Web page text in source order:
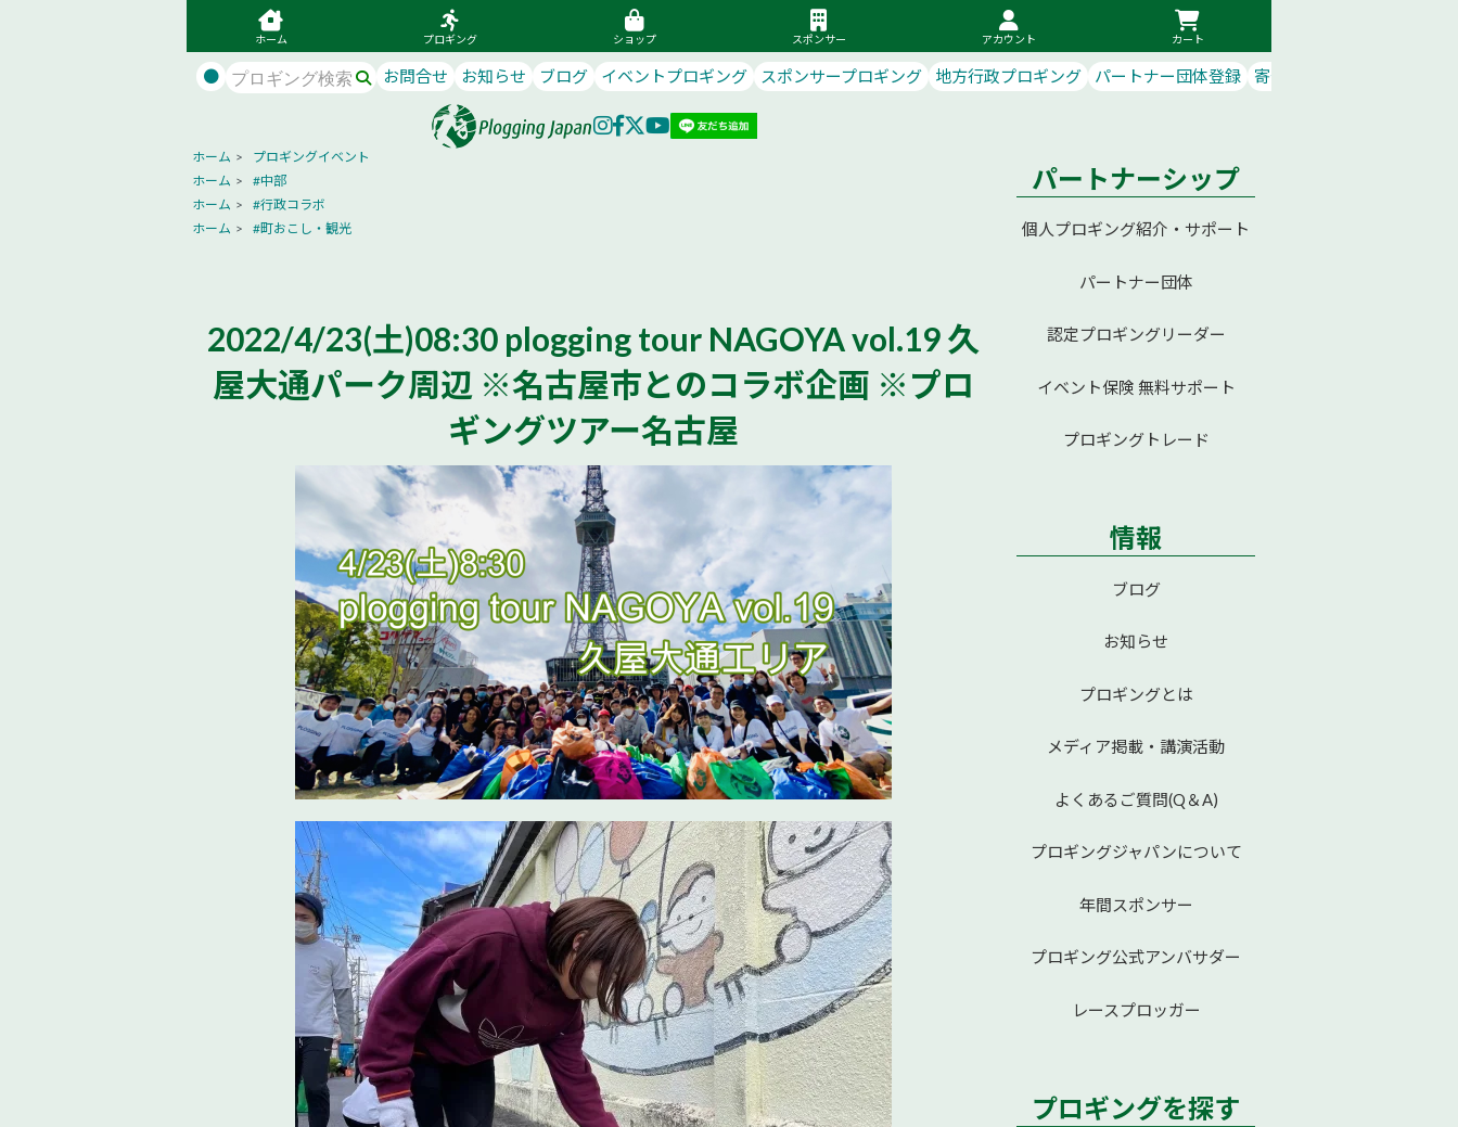
ホーム プロギング ショップ スポンサー アカウント カート
● お問合せ お知らせ ブログ イベントプロギング スポンサープロギング 地方行政プロギング パートナー団体登録 寄付で応援
ホーム >
プロギングイベント
ホーム >
#中部
ホーム >
#行政コラボ
ホーム > #町おこし・観光
2022/4/23(土)08:30 plogging tour NAGOYA vol.19 久
屋大通パーク周辺 ※名古屋市とのコラボ企画 ※プロ
ギングツアー名古屋
パートナーシップ
個人プロギング紹介・サポート
パートナー団体
認定プロギングリーダー
イベント保険 無料サポート
プロギングトレード
情報
ブログ
お知らせ
プロギングとは
メディア掲載・講演活動
よくあるご質問(Q＆A)
プロギングジャパンについて
年間スポンサー
プロギング公式アンバサダー
レースプロッガー
プロギングを探す